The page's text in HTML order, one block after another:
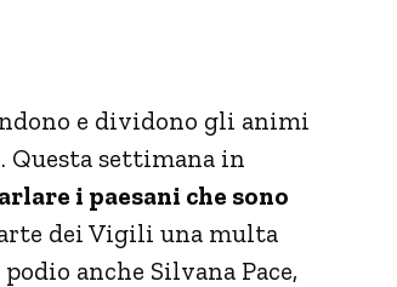
e dividono gli animi
settimana in
i paesani che sono
dei Vigili una multa
anche Silvana Pace,